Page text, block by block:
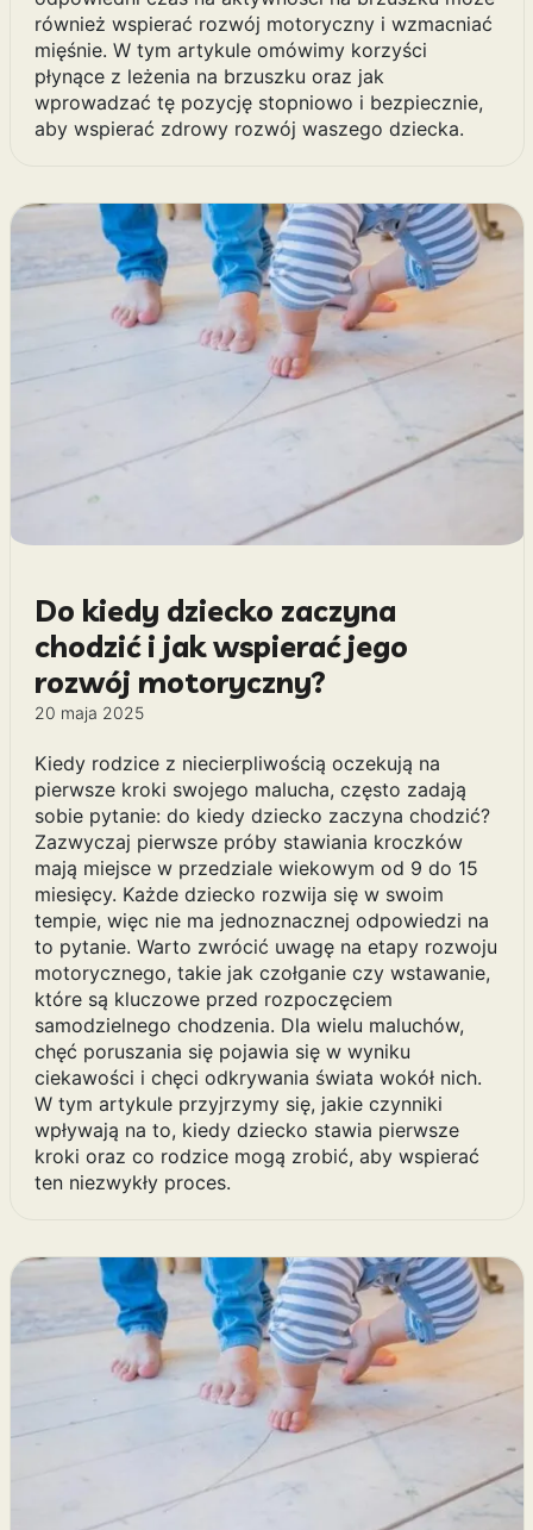
również wspierać rozwój motoryczny i wzmacniać
mięśnie. W tym artykule omówimy korzyści
płynące z leżenia na brzuszku oraz jak
wprowadzać tę pozycję stopniowo i bezpiecznie,
aby wspierać zdrowy rozwój waszego dziecka.
Do kiedy dziecko zaczyna
chodzić i jak wspierać jego
rozwój motoryczny?
20 maja 2025
Kiedy rodzice z niecierpliwością oczekują na
pierwsze kroki swojego malucha, często zadają
sobie pytanie: do kiedy dziecko zaczyna chodzić?
Zazwyczaj pierwsze próby stawiania kroczków
mają miejsce w przedziale wiekowym od 9 do 15
miesięcy. Każde dziecko rozwija się w swoim
tempie, więc nie ma jednoznacznej odpowiedzi na
to pytanie. Warto zwrócić uwagę na etapy rozwoju
motorycznego, takie jak czołganie czy wstawanie,
które są kluczowe przed rozpoczęciem
samodzielnego chodzenia. Dla wielu maluchów,
chęć poruszania się pojawia się w wyniku
ciekawości i chęci odkrywania świata wokół nich.
W tym artykule przyjrzymy się, jakie czynniki
wpływają na to, kiedy dziecko stawia pierwsze
kroki oraz co rodzice mogą zrobić, aby wspierać
ten niezwykły proces.